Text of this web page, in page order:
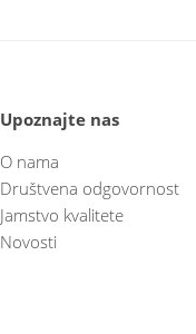
Upoznajte nas
O nama
Društvena odgovornost
Jamstvo kvalitete
Novosti